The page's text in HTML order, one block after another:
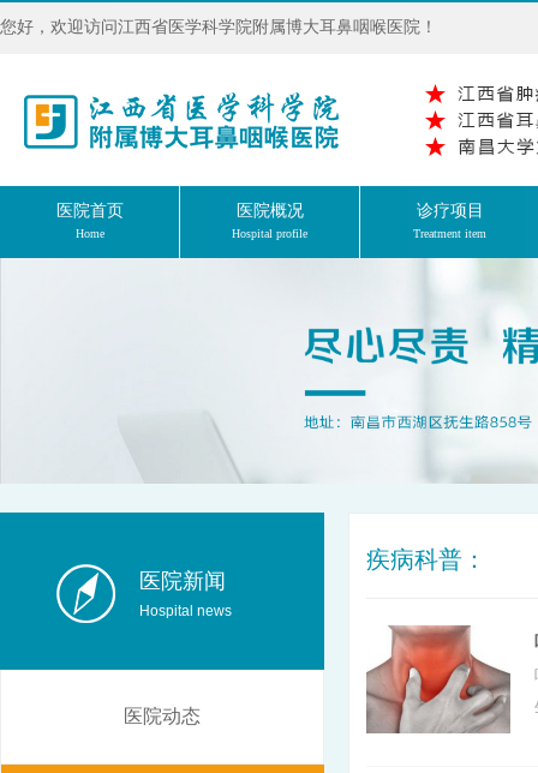
您好，欢迎访问江西省医学科学院附属博大耳鼻咽喉医院！
医院首页
Home
医院概况
Hospital profile
诊疗项目
Treatment item
医院新闻
Hospital news
医院动态
疾病科普：